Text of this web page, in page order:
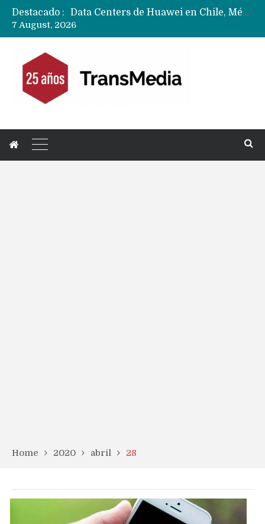
Destacado :
Data Centers de Huawei en Chile, México, Brasil,Perú y Argentina podrían verse afectados por arremetida de EE.UU
7 August, 2026
Home 2020 abril 28